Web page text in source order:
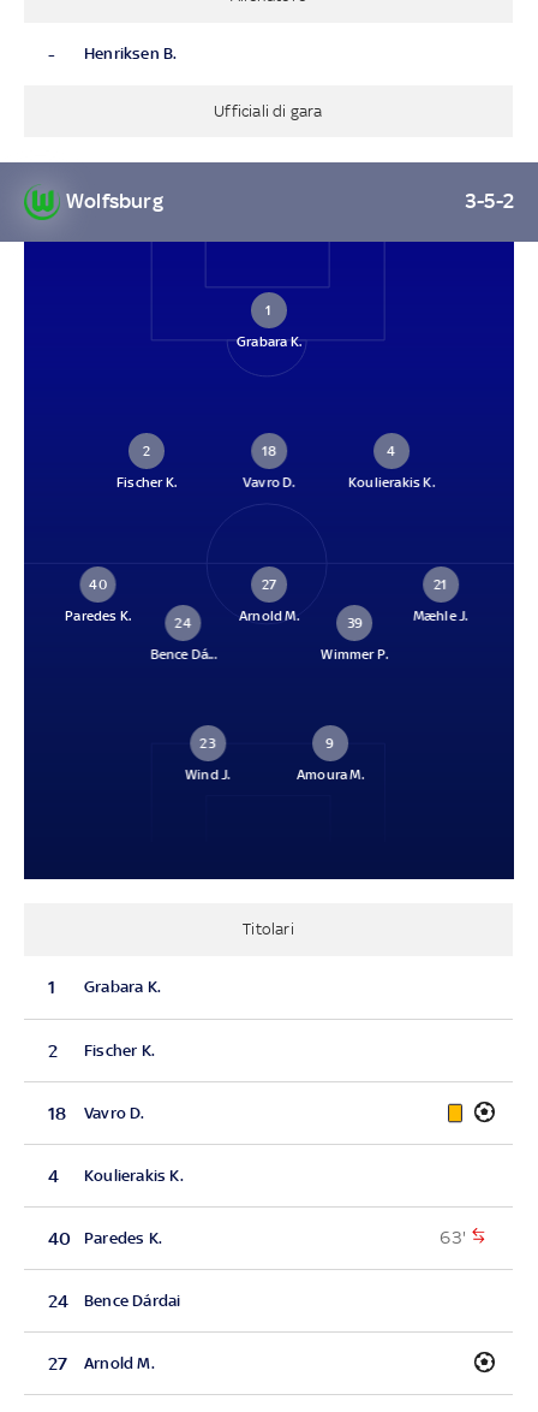
- Henriksen B.
Ufficiali di gara
Wolfsburg 3-5-2
1
Grabara K.
2
Fischer K.
18
Vavro D.
4
Koulierakis K.
40
Paredes K.
24
Bence Dá...
27
Arnold M.
39
Wimmer P.
21
Mæhle J.
23
Wind J.
9
Amoura M.
Titolari
1 Grabara K.
2 Fischer K.
18 Vavro D.
4 Koulierakis K.
40 Paredes K. 63'
24 Bence Dárdai
27 Arnold M.